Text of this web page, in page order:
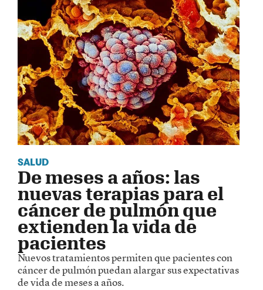
SALUD
De meses a años: las
nuevas terapias para el
cáncer de pulmón que
extienden la vida de
pacientes
Nuevos tratamientos permiten que pacientes con
cáncer de pulmón puedan alargar sus expectativas
de vida de meses a años.